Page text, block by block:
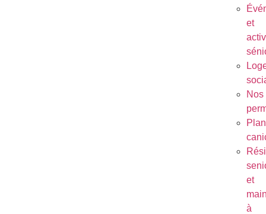
et
Nos
Plan
et
à